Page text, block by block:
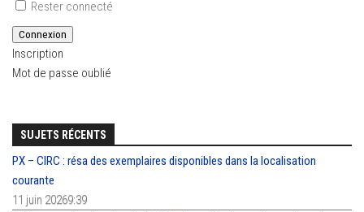
Rester connecté
Connexion
Inscription
Mot de passe oublié
SUJETS RÉCENTS
PX – CIRC : résa des exemplaires disponibles dans la localisation
courante
11 juin 20269:39